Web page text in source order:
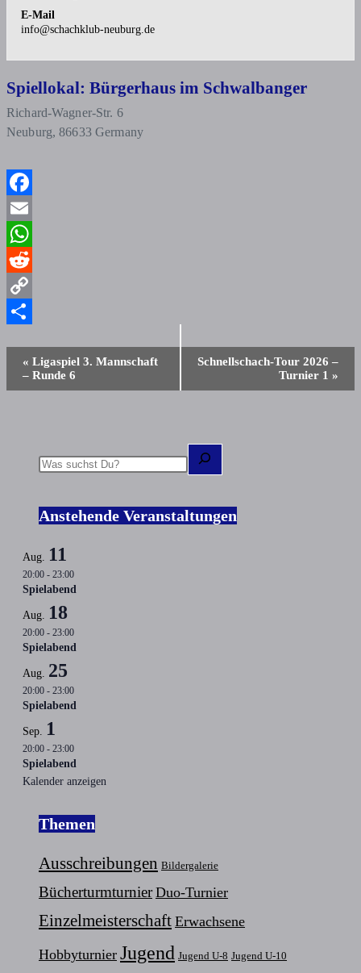
E-Mail
info@schachklub-neuburg.de
Spiellokal: Bürgerhaus im Schwalbanger
Richard-Wagner-Str. 6
Neuburg, 86633 Germany
Facebook
Email
WhatsApp
Reddit
Copy
Veranstaltung-
Navigation
« Ligaspiel 3. Mannschaft
– Runde 6
Schnellschach-Tour 2026 –
Turnier 1 »
Suchen
Anstehende Veranstaltungen
Aug. 11
20:00 - 23:00
Spielabend
Aug. 18
20:00 - 23:00
Spielabend
Aug. 25
20:00 - 23:00
Spielabend
Sep. 1
20:00 - 23:00
Spielabend
Kalender anzeigen
Themen
Ausschreibungen Bildergalerie
Bücherturmturnier Duo-Turnier
Einzelmeisterschaft Erwachsene
Hobbyturnier Jugend Jugend U-8 Jugend U-10